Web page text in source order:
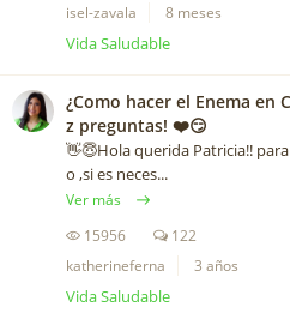
isel-zavala
8 meses
Vida Saludable
¿Como hacer el Enema en
z preguntas! ❤️😏
👋😇Hola querida Patricia!!
o ,si es neces...
Ver más
15956
122
katherineferna
3 años
Vida Saludable